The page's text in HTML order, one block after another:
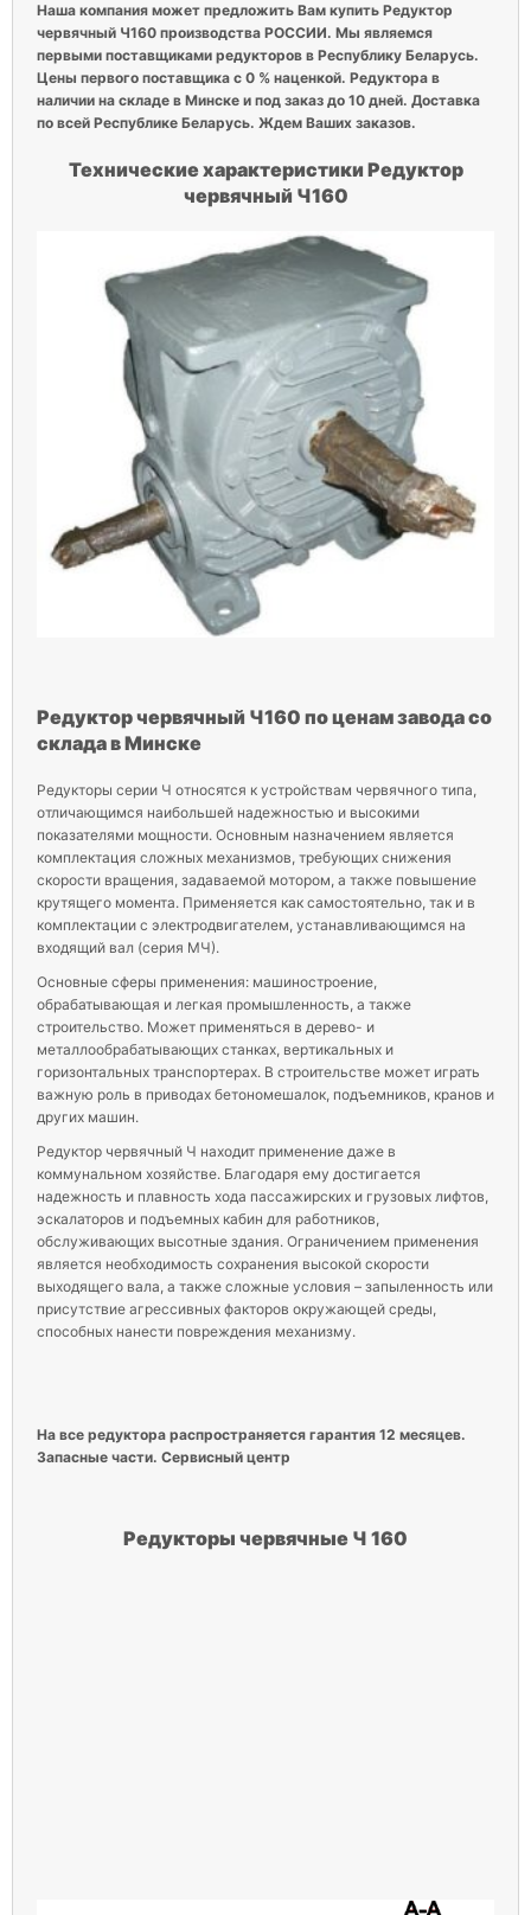
Наша компания может предложить Вам купить Редуктор
червячный Ч160 производства РОССИИ. Мы являемся
первыми поставщиками редукторов в Республику Беларусь.
Цены первого поставщика с 0 % наценкой. Редуктора в
наличии на складе в Минске и под заказ до 10 дней. Доставка
по всей Республике Беларусь. Ждем Ваших заказов.
Технические характеристики Редуктор
червячный Ч160
Редуктор червячный Ч160 по ценам завода со
склада в Минске
Редукторы серии Ч относятся к устройствам червячного типа,
отличающимся наибольшей надежностью и высокими
показателями мощности. Основным назначением является
комплектация сложных механизмов, требующих снижения
скорости вращения, задаваемой мотором, а также повышение
крутящего момента. Применяется как самостоятельно, так и в
комплектации с электродвигателем, устанавливающимся на
входящий вал (серия МЧ).
Основные сферы применения: машиностроение,
обрабатывающая и легкая промышленность, а также
строительство. Может применяться в дерево- и
металлообрабатывающих станках, вертикальных и
горизонтальных транспортерах. В строительстве может играть
важную роль в приводах бетономешалок, подъемников, кранов и
других машин.
Редуктор червячный Ч находит применение даже в
коммунальном хозяйстве. Благодаря ему достигается
надежность и плавность хода пассажирских и грузовых лифтов,
эскалаторов и подъемных кабин для работников,
обслуживающих высотные здания. Ограничением применения
является необходимость сохранения высокой скорости
выходящего вала, а также сложные условия – запыленность или
присутствие агрессивных факторов окружающей среды,
способных нанести повреждения механизму.
На все редуктора распространяется гарантия 12 месяцев.
Запасные части. Сервисный центр
Редукторы червячные Ч 160